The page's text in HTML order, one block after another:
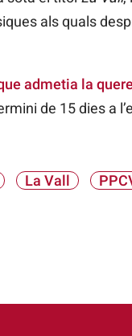
als quals
admetia la
de 15 dies a
La Vall